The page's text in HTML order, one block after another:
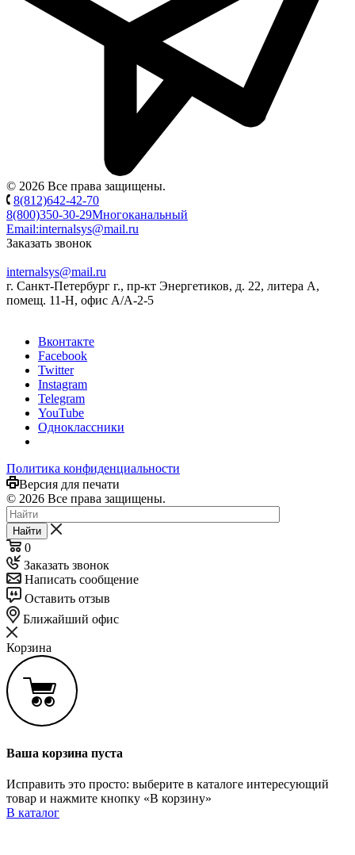
© 2026 Все права защищены.
8(812)642-42-70
8(800)350-30-29Многоканальный
Email:internalsys@mail.ru
Заказать звонок
internalsys@mail.ru
г. Санкт-Петербург г., пр-кт Энергетиков, д. 22, литера А,
помещ. 11-Н, офис А/А-2-5
Вконтакте
Facebook
Twitter
Instagram
Telegram
YouTube
Одноклассники
Политика конфиденциальности
Версия для печати
© 2026 Все права защищены.
Найти
0
Заказать звонок
Написать сообщение
Оставить отзыв
Ближайший офис
Корзина
Ваша корзина пуста
Исправить это просто: выберите в каталоге интересующий
товар и нажмите кнопку «В корзину»
В каталог